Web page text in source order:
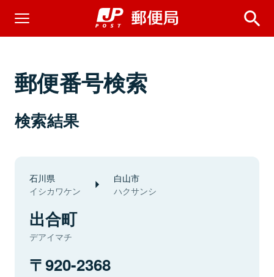
郵便番号検索
検索結果
石川県
イシカワケン
白山市
ハクサンシ
出合町
デアイマチ
920-2368